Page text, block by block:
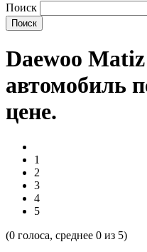
Поиск
Daewoo
автомобиль
цене.
1
2
3
4
5
(0 голоса, среднее 0 из 5)